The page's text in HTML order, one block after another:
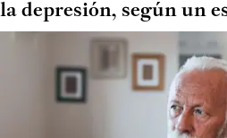
la depresión, según un